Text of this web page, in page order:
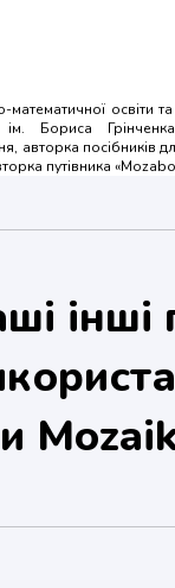
освіти та
ім. Бориса
авторка посібників
путівника
інші